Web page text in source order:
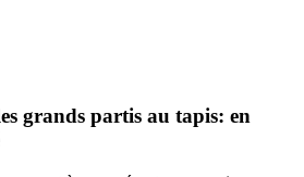
grands partis au tapis: en